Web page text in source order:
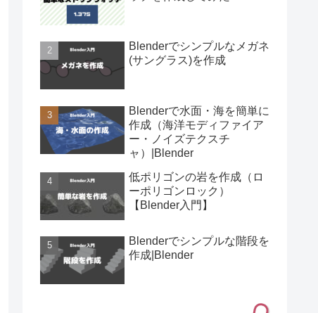
Blenderでシンプルなメガネ
(サングラス)を作成
Blenderで水面・海を簡単に
作成（海洋モディファイア
ー・ノイズテクスチ
ャ）|Blender
低ポリゴンの岩を作成（ロ
ーポリゴンロック）
【Blender入門】
Blenderでシンプルな階段を
作成|Blender